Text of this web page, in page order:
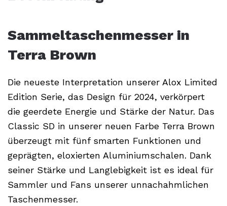
Sammeltaschenmesser in
Terra Brown
Die neueste Interpretation unserer Alox Limited
Edition Serie, das Design für 2024, verkörpert
die geerdete Energie und Stärke der Natur. Das
Classic SD in unserer neuen Farbe Terra Brown
überzeugt mit fünf smarten Funktionen und
geprägten, eloxierten Aluminiumschalen. Dank
seiner Stärke und Langlebigkeit ist es ideal für
Sammler und Fans unserer unnachahmlichen
Taschenmesser.